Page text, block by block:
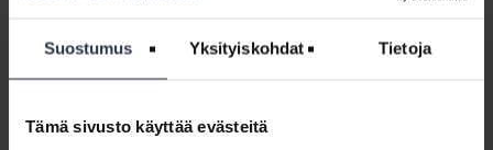
Suostumus Yksityiskohdat Tietoja
Tämä sivusto käyttää evästeitä
Oulun käräjäoikeus
Pirkanmaan käräjäoikeus
Varsinais-Suomen käräjäoikeus.